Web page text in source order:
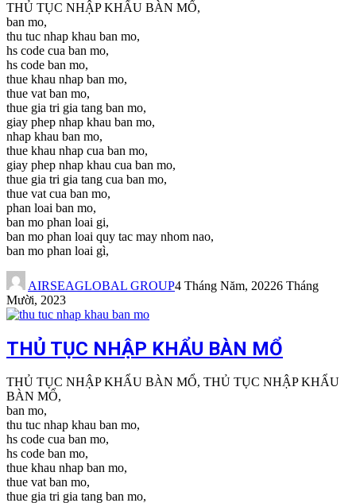
THỦ TỤC NHẬP KHẨU BÀN MỔ,
ban mo,
thu tuc nhap khau ban mo,
hs code cua ban mo,
hs code ban mo,
thue khau nhap ban mo,
thue vat ban mo,
thue gia tri gia tang ban mo,
giay phep nhap khau ban mo,
nhap khau ban mo,
thue khau nhap cua ban mo,
giay phep nhap khau cua ban mo,
thue gia tri gia tang cua ban mo,
thue vat cua ban mo,
phan loai ban mo,
ban mo phan loai gi,
ban mo phan loai quy tac may nhom nao,
ban mo phan loai gì,
AIRSEAGLOBAL GROUP4 Tháng Năm, 20226 Tháng
Mười, 2023
THỦ TỤC NHẬP KHẨU BÀN MỔ
THỦ TỤC NHẬP KHẨU BÀN MỔ, THỦ TỤC NHẬP KHẨU
BÀN MỔ,
ban mo,
thu tuc nhap khau ban mo,
hs code cua ban mo,
hs code ban mo,
thue khau nhap ban mo,
thue vat ban mo,
thue gia tri gia tang ban mo,